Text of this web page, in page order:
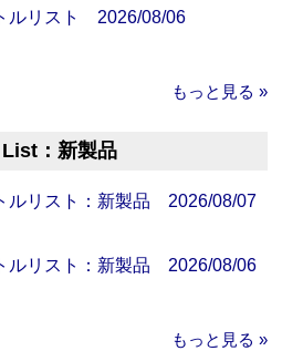
ルリスト 2026/08/06
もっと見る »
：新製品
ルリスト：新製品 2026/08/07
ルリスト：新製品 2026/08/06
もっと見る »